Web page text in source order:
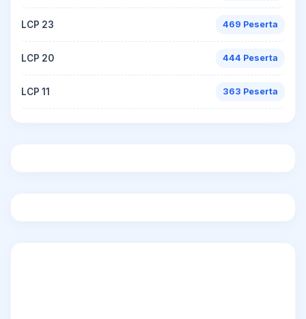
LCP 23 469 Peserta
LCP 20 444 Peserta
LCP 11 363 Peserta